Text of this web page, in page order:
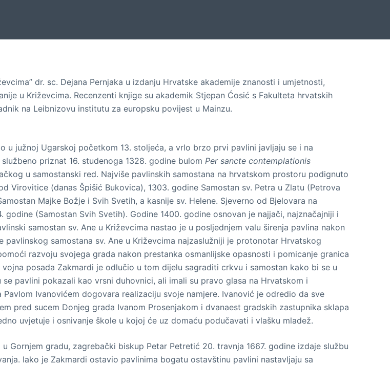
dr. sc. Dejana Pernjaka u izdanju Hrvatske akademije znanosti i umjetnosti,
u Križevcima. Recenzenti knjige su akademik Stjepan Ćosić s Fakulteta hrvatskih
na Leibnizovu institutu za europsku povijest u Mainzu.
u južnoj Ugarskoj početkom 13. stoljeća, a vrlo brzo prvi pavlini javljaju se i na
priznat 16. studenoga 1328. godine bulomPer sancte contemplationis
u samostanski red. Najviše pavlinskih samostana na hrvatskom prostoru podignuto
Virovitice (danas Špišić Bukovica), 1303. godine Samostan sv. Petra u Zlatu (Petrova
Majke Božje i Svih Svetih, a kasnije sv. Helene. Sjeverno od Bjelovara na
(Samostan Svih Svetih). Godine 1400. godine osnovan je najjači, najznačajniji i
samostan sv. Ane u Križevcima nastao je u posljednjem valu širenja pavlina nakon
pavlinskog samostana sv. Ane u Križevcima najzaslužniji je protonotar Hrvatskog
razvoju svojega grada nakon prestanka osmanlijske opasnosti i pomicanje granica
posada Zakmardi je odlučio u tom dijelu sagraditi crkvu i samostan kako bi se u
pavlini pokazali kao vrsni duhovnici, ali imali su pravo glasa na Hrvatskom i
Ivanovićem dogovara realizaciju svoje namjere. Ivanović je odredio da sve
pred sucem Donjeg grada Ivanom Prosenjakom i dvanaest gradskih zastupnika sklapa
uvjetuje i osnivanje škole u kojoj će uz domaću podučavati i vlašku mladež.
Gornjem gradu, zagrebački biskup Petar Petretić 20. travnja 1667. godine izdaje službu
Iako je Zakmardi ostavio pavlinima bogatu ostavštinu pavlini nastavljaju sa